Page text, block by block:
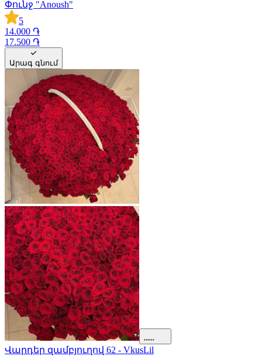
Փունջ "Anoush"
5
14.000 ֏
17.500 ֏
Արագ գնում
Վարդեր զամբյուղով 62 - VkusLil